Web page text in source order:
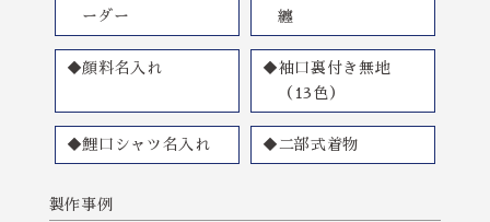
ーダー
纏
◆顔料名入れ
◆袖口裏付き無地
（13色）
◆鯉口シャツ名入れ ◆二部式着物
製作事例